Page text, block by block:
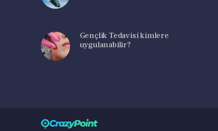
Gençlik Tedavisi kimlere
uygulanabilir?